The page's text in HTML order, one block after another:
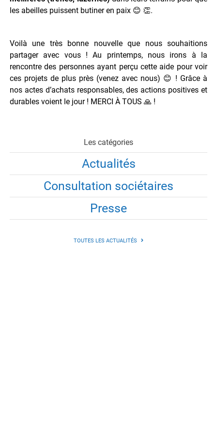
les abeilles puissent butiner en paix 😊 👏.
Voilà une très bonne nouvelle que nous souhaitions
partager avec vous ! Au printemps, nous irons à la
rencontre des personnes ayant perçu cette aide pour voir
ces projets de plus près (venez avec nous) 😊 ! Grâce à
nos actes d’achats responsables, des actions positives et
durables voient le jour ! MERCI À TOUS 🙏 !
Les catégories
Actualités
Consultation sociétaires
Presse
TOUTES LES ACTUALITÉS